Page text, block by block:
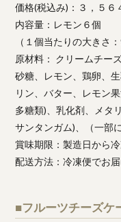
価格(税込み)：３，５６
内容量：レモン６個
（１個当たりの大きさ
原材料： クリームチー
砂糖、レモン、鶏卵、
リン、バター、レモン
多糖類)、乳化剤、メタ
サンタンガム)、（一部
賞味期限：製造日から
配送方法：冷凍便でお届
■フルーツチーズケ